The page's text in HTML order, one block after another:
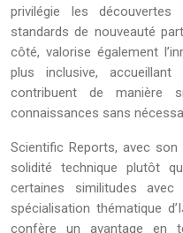
privilégie les
standards de nouveauté
côté, valorise également
plus inclusive,
contribuent de manière
connaissances sans
Scientific Reports, avec
solidité technique plutôt
certaines similitudes avec
spécialisation thématique
confère un avantage en